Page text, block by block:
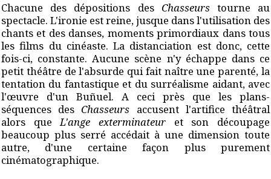
Chacune des dépositions des Chasseurstourne au
spectacle. L'ironie est reine, jusque dans l'utilisation des
chants et des danses, moments primordiaux dans tous
les films du cinéaste. La distanciation est donc, cette
fois-ci, constante. Aucune scène n'y échappe dans ce
petit théâtre de l'absurde qui fait naître une parenté, la
tentation du fantastique et du surréalisme aidant, avec
l'œuvre d'un Buñuel. A ceci près que les plans-
séquences desChasseurs accusent l'artifice théâtral
alors queL'ange exterminateur et son découpage
beaucoup plus serré accédait à une dimension toute
autre, d'une certaine façon plus purement
cinématographique.